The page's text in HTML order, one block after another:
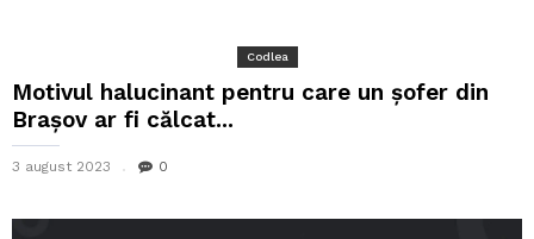
Codlea
Motivul halucinant pentru care un șofer din
Brașov ar fi călcat...
3 august 2023 0